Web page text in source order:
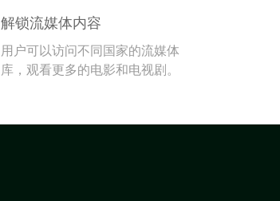
解锁流媒体内容
用户可以访问不同国家的流媒体
库，观看更多的电影和电视剧。